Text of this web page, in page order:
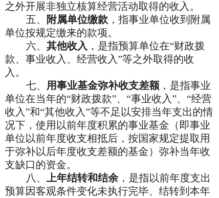
之外开展非独立核算经营活动取得的收入。
五、
附属单位缴款，指事业单位收到附属
单位按规定缴来的款项。
六、 其他收入 ，是指预算单位在“财政拨
款、事业收入、经营收入”等之外取得的收
入。
七、 用事业基金弥补收支差额，是指事业
单位在当年的“财政拨款”、“事业收入”、“经营
收入”和“其他收入”等不足以安排当年支出的情
况下，使用以前年度积累的事业基金（即事业
单位以前年度收支相抵后，按国家规定提取用
于弥补以后年度收支差额的基金）弥补当年收
支缺口的资金。
八、 上年结转和结余，是指以前年度支出
预算因客观条件变化未执行完毕、结转到本年